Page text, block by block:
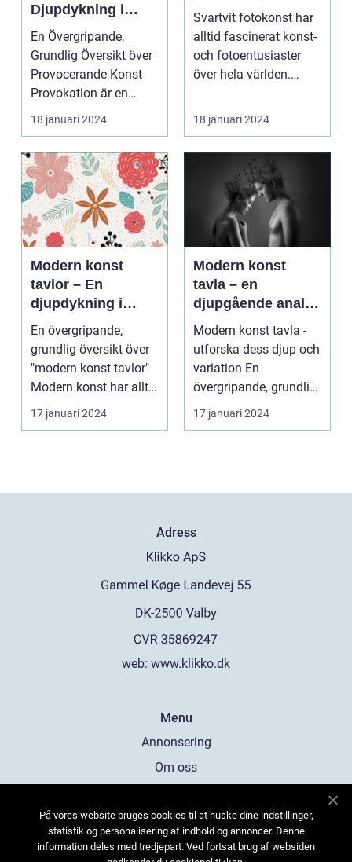
Djupdykning i
Kontrovers och
Skapande
En Övergripande,
Grundlig Översikt över
Provocerande Konst
Provokation är en
central del av
konsten...
18 januari 2024
Svartvit fotokonst har
alltid fascinerat konst-
och fotoentusiaster
över hela världen.
18 januari 2024
Modern konst
tavlor – En
djupdykning i
konstvärlden
En övergripande,
grundlig översikt över
"modern konst tavlor"
Modern konst har alltid
varit en dyna...
17 januari 2024
Modern konst
tavla – en
djupgående analys
av denna
konstform
Modern konst tavla -
utforska dess djup och
variation En
övergripande, grundlig
översikt över "mod...
17 januari 2024
Adress
web: www.klikko.dk
Menu
Annonsering
Om oss
Kontakta oss
Sitemap
På vores website bruges cookies til at huske dine indstillinger,
statistik og personalisering af indhold og annoncer. Denne
information deles med tredjepart. Ved fortsat brug af websiden